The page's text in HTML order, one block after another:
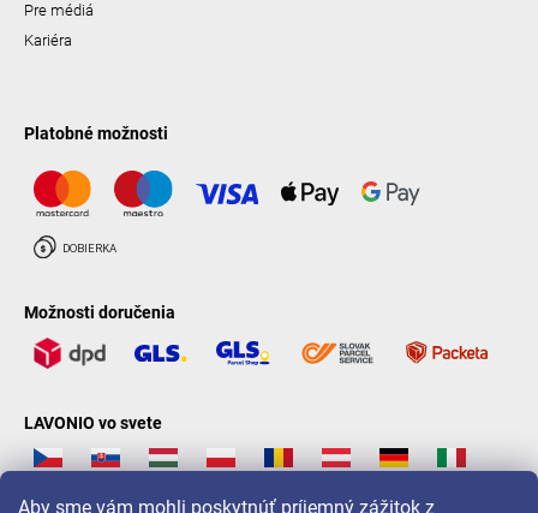
Aby sme vám mohli poskytnúť príjemný zážitok z
Pre médiá
Kariéra
Platobné možnosti
Možnosti doručenia
LAVONIO vo svete